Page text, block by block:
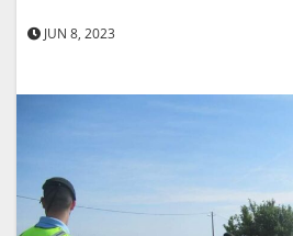
JUN 8, 2023